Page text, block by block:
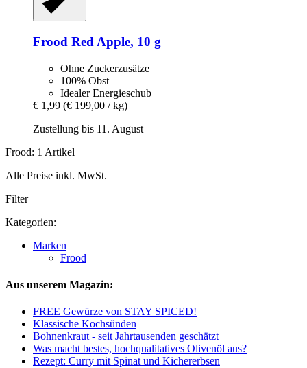
Frood Red Apple, 10 g
Ohne Zuckerzusätze
100% Obst
Idealer Energieschub
€ 1,99 (€ 199,00 / kg)
Zustellung bis 11. August
Frood: 1 Artikel
Alle Preise inkl. MwSt.
Filter
Kategorien:
Marken
Frood
Aus unserem Magazin:
FREE Gewürze von STAY SPICED!
Klassische Kochsünden
Bohnenkraut - seit Jahrtausenden geschätzt
Was macht bestes, hochqualitatives Olivenöl aus?
Rezept: Curry mit Spinat und Kichererbsen